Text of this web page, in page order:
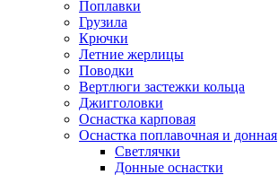
Поплавки
Грузила
Крючки
Летние жерлицы
Поводки
Вертлюги застежки кольца
Джигголовки
Оснастка карповая
Оснастка поплавочная и донная
Светлячки
Донные оснастки